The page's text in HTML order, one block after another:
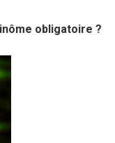
obligatoire ?